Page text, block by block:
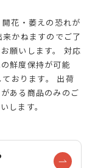
花・萎えの恐れが
かねますのでご了
願いします。 対応
鮮度保持が可能
おります。 出荷
ある商品のみのご
します。